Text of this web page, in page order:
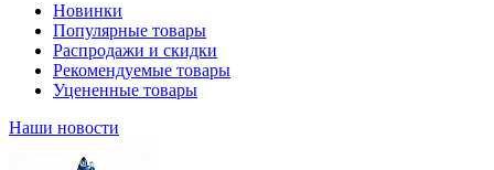
Новинки
Популярные товары
Распродажи и скидки
Рекомендуемые товары
Уцененные товары
Наши новости